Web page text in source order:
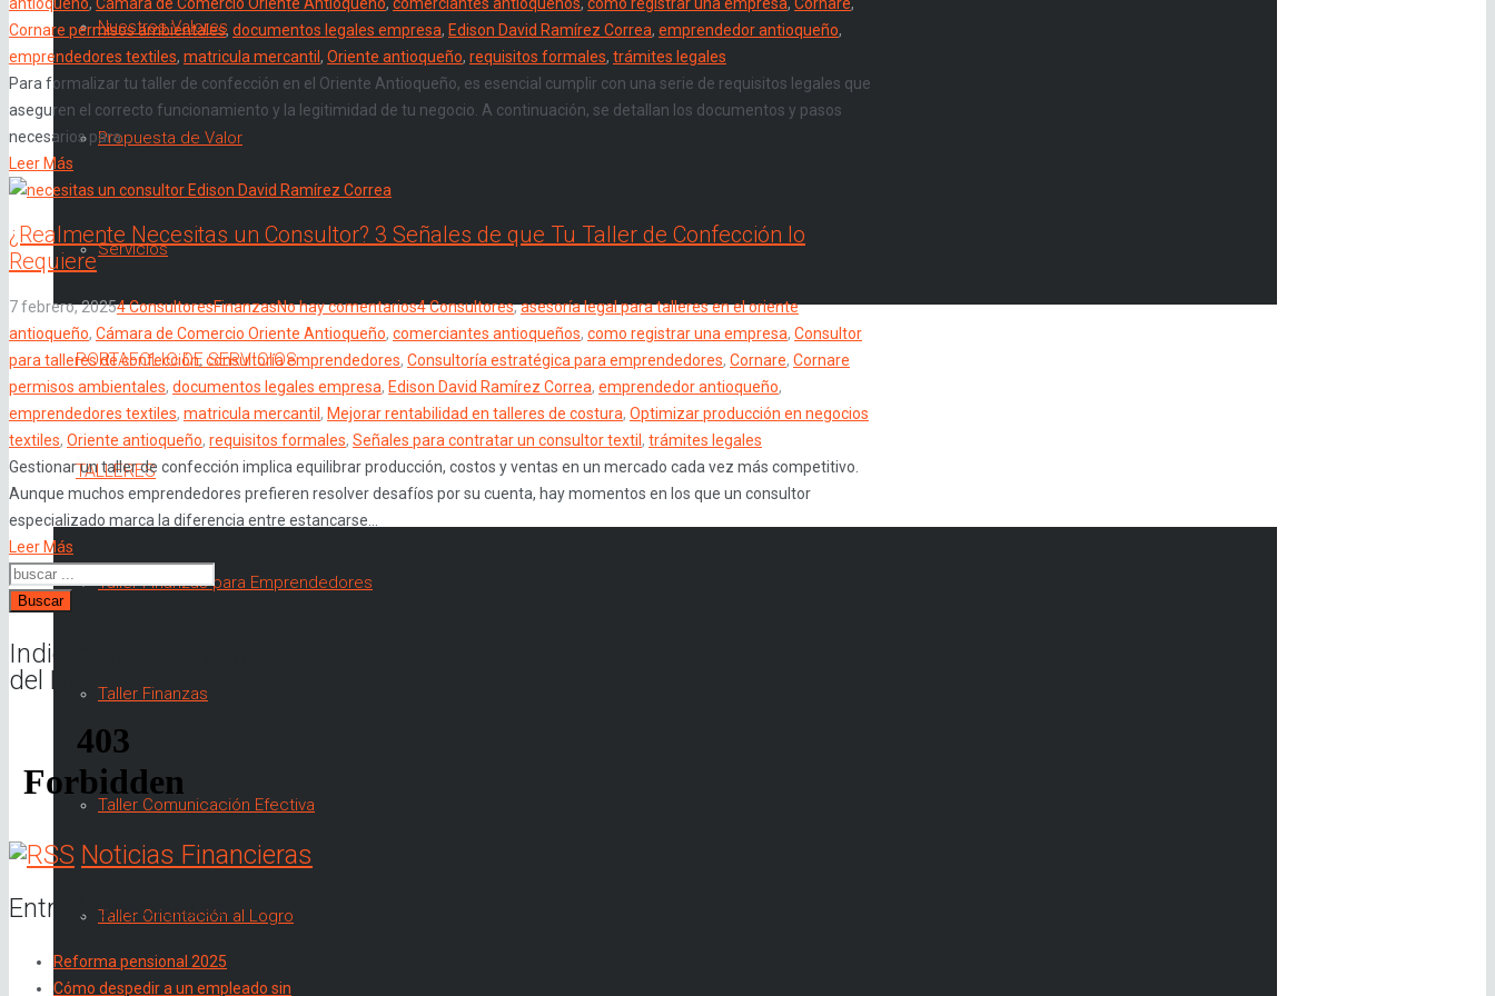
Nuestros Valores
Propuesta de Valor
Servicios
PORTAFOLIO DE SERVICIOS
TALLERES
Taller Finanzas para Emprendedores
Taller Finanzas
Taller Comunicación Efectiva
Taller Orientación al Logro
Cornare permisos ambientales, documentos legales empresa, Edison David Ramírez Correa, emprendedor antioqueño,
emprendedores textiles, matricula mercantil , Oriente antioqueño, requisitos formales, trámites legales
Para formalizar tu taller de confección en el Oriente Antioqueño, es esencial cumplir con una serie de requisitos legales que
aseguren el correcto funcionamiento y la legitimidad de tu negocio. A continuación, se detallan los documentos y pasos
necesarios para...
Leer Más
¿Realmente Necesitas un Consultor? 3 Señales de que Tu Taller de Confección lo
Requiere
7 febrero, 20254 ConsultoresFinanzasNo hay comentarios4 Consultores,asesoría legal para talleres en el oriente
antioqueño, Cámara de Comercio Oriente Antioqueño, comerciantes antioqueños, como registrar una empresa, Consultor
para talleres de confección,consultoría emprendedores, Consultoría estratégica para emprendedores, Cornare, Cornare
permisos ambientales, documentos legales empresa, Edison David Ramírez Correa, emprendedor antioqueño,
emprendedores textiles, matricula mercantil , Mejorar rentabilidad en talleres de costura, Optimizar producción en negocios
textiles, Oriente antioqueño, requisitos formales, Señales para contratar un consultor textil , trámites legales
Gestionar un taller de confección implica equilibrar producción, costos y ventas en un mercado cada vez más competitivo.
Aunque muchos emprendedores prefieren resolver desafíos por su cuenta, hay momentos en los que un consultor
especializado marca la diferencia entre estancarse...
Leer Más
Buscar
Indicadores Económicos
del Día
Noticias Financieras
Entradas recientes
Reforma pensional 2025
Cómo despedir a un empleado sin